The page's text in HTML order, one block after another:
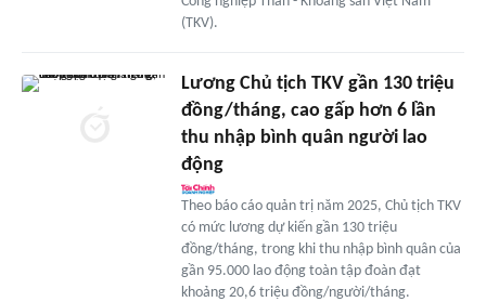
(TKV).
Lương Chủ tịch TKV gần 130 triệu
đồng/tháng, cao gấp hơn 6 lần
thu nhập bình quân người lao
động
Theo báo cáo quản trị năm 2025, Chủ tịch TKV
có mức lương dự kiến gần 130 triệu
đồng/tháng, trong khi thu nhập bình quân của
gần 95.000 lao động toàn tập đoàn đạt
khoảng 20,6 triệu đồng/người/tháng.